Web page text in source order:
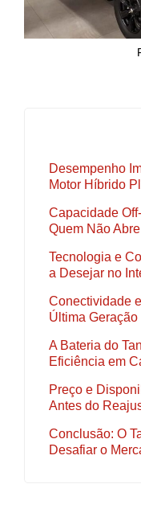
Desempenho
Motor Híbrido
Capacidade
Quem Não
Tecnologia e
a Desejar no
Conectividade
Última Geração
A Bateria do
Eficiência em
Preço e
Antes do
Conclusão: O
Desafiar o